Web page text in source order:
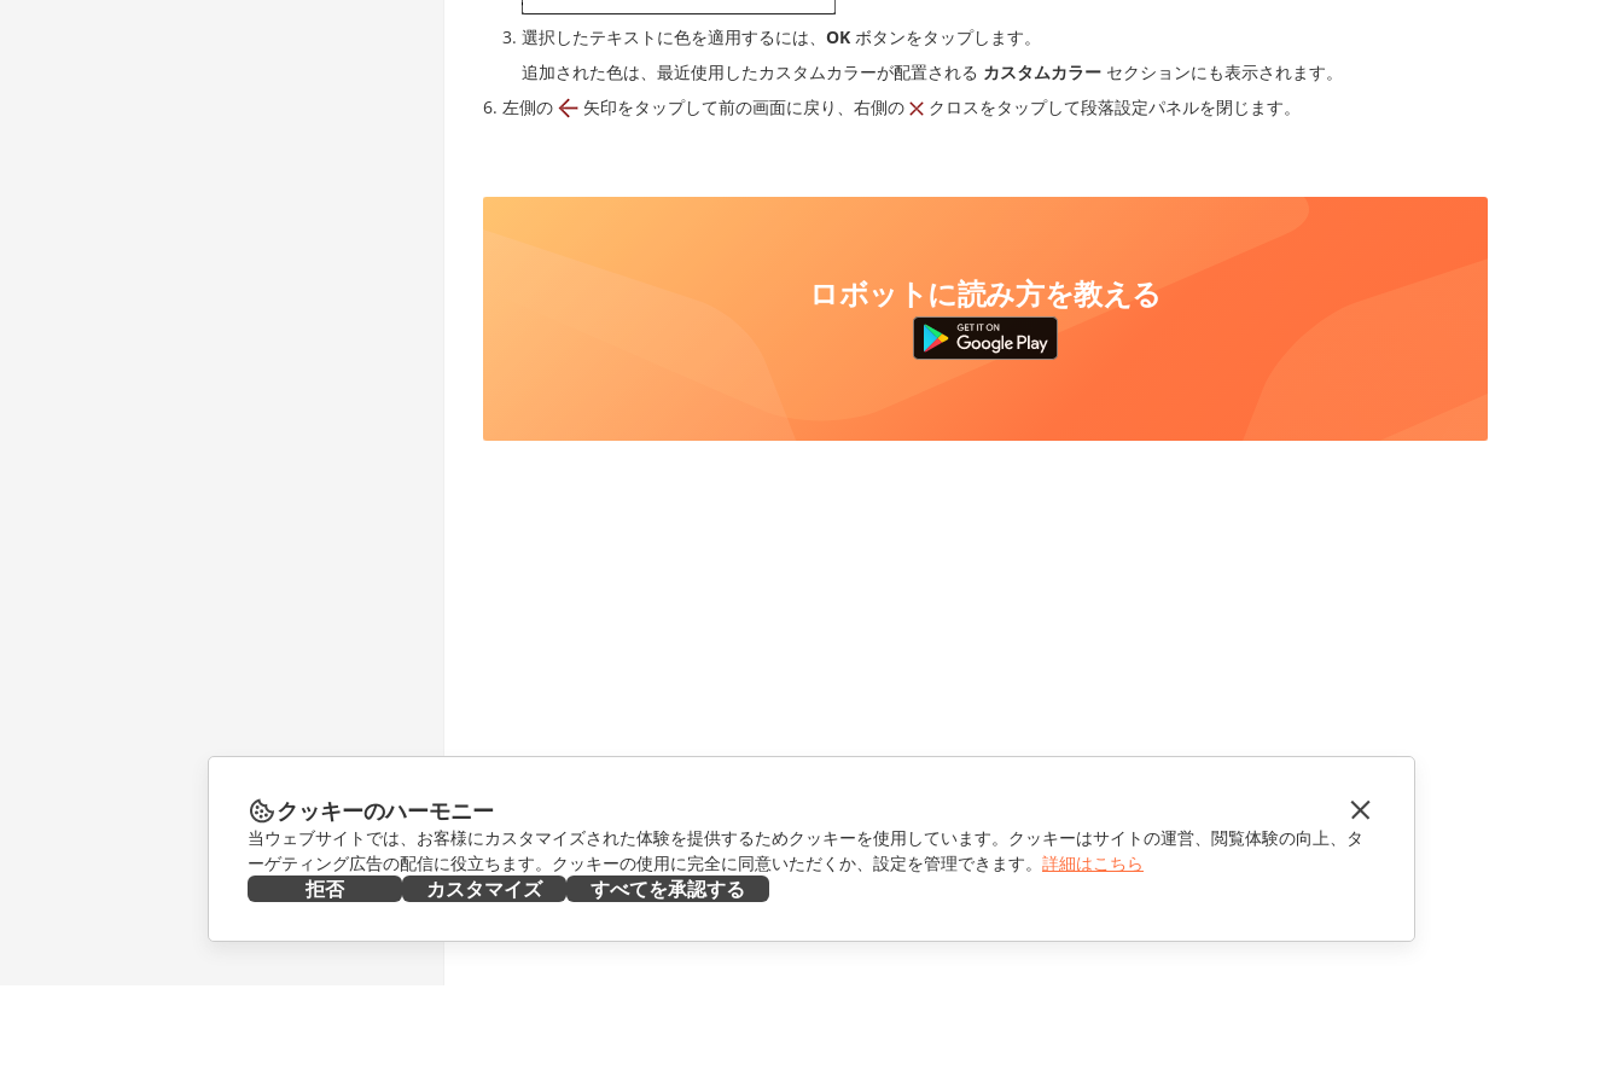
選択したテキストに色を適用するには、 OK ボタンをタップします。
追加された色は、最近使用したカスタムカラーが配置される カスタムカラー セクションにも表示されます。
左側の
矢印をタップして前の画面に戻り、右側の クロスをタップして段落設定パネルを閉じます。
ロボットに読み方を教える
クッキーのハーモニー
当ウェブサイトでは、お客様にカスタマイズされた体験を提供するためクッキーを使用しています。クッキーはサイトの運営、閲覧体験の向上、タ
ーゲティング広告の配信に役立ちます。クッキーの使用に完全に同意いただくか、設定を管理できます。 詳細はこちら
拒否 カスタマイズ すべてを承認する